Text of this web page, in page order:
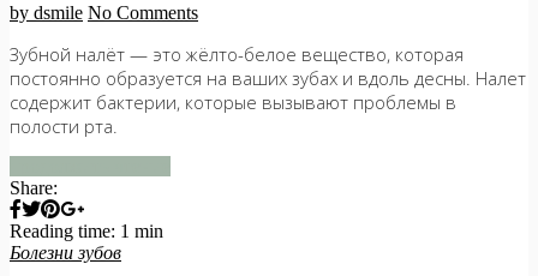
by dsmile No Comments
Зубной налёт — это жёлто-белое вещество, которая
постоянно образуется на ваших зубах и вдоль десны. Налет
содержит бактерии, которые вызывают проблемы в
полости рта.
Share:
Reading time: 1 min
Болезни зубов